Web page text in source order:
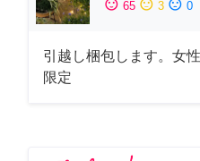
sentiment_satisfied 65 sentiment_neutral 3 sentiment_dissatisfied 0
引越し梱包します。女
限定